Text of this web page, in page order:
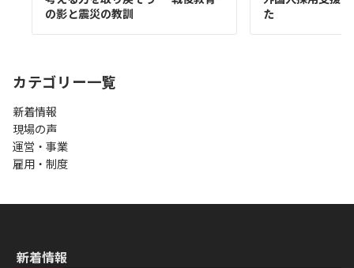
の影と震災の教訓
た
カテゴリー一覧
新着情報
現場の声
運営・事業
雇用・制度
新着情報